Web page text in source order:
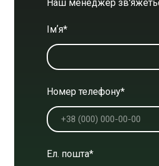
Наш менеджер
Імʼя*
Номер телефону*
Ел. пошта*